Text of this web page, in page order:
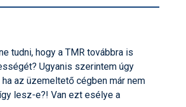
tudni, hogy a TMR továbbra is
Ugyanis szerintem úgy
az üzemeltető cégben már nem
lesz-e?! Van ezt esélye a